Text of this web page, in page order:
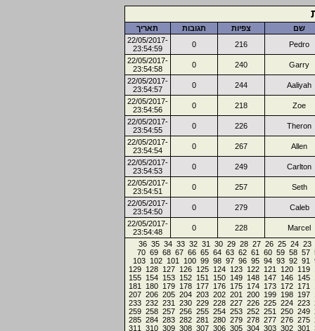
שם צפיות תגובות
תאריך
Pedro
216
0
22/05/2017-
23:54:59
Garry
240
0
22/05/2017-
23:54:58
Aaliyah
244
0
22/05/2017-
23:54:57
Zoe
218
0
22/05/2017-
23:54:56
Theron
226
0
22/05/2017-
23:54:55
Allen
267
0
22/05/2017-
23:54:54
Carlton
249
0
22/05/2017-
23:54:53
Seth
257
0
22/05/2017-
23:54:51
Caleb
279
0
22/05/2017-
23:54:50
Marcel
228
0
22/05/2017-
23:54:48
23
24
25
26
27
28
29
30
31
32
33
34
35
36
57
58
59
60
61
62
63
64
65
66
67
68
69
70
91
92
93
94
95
96
97
98
99
100
101
102
103
119
120
121
122
123
124
125
126
127
128
129
145
146
147
148
149
150
151
152
153
154
155
171
172
173
174
175
176
177
178
179
180
181
197
198
199
200
201
202
203
204
205
206
207
223
224
225
226
227
228
229
230
231
232
233
249
250
251
252
253
254
255
256
257
258
259
275
276
277
278
279
280
281
282
283
284
285
301
302
303
304
305
306
307
308
309
310
311